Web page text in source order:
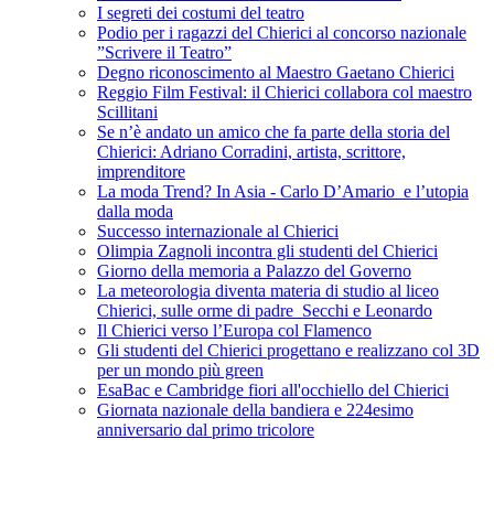
I segreti dei costumi del teatro
Podio per i ragazzi del Chierici al concorso nazionale
”Scrivere il Teatro”
Degno riconoscimento al Maestro Gaetano Chierici
Reggio Film Festival: il Chierici collabora col maestro
Scillitani
Se n’è andato un amico che fa parte della storia del
Chierici: Adriano Corradini, artista, scrittore,
imprenditore
La moda Trend? In Asia - Carlo D’Amario e l’utopia
dalla moda
Successo internazionale al Chierici
Olimpia Zagnoli incontra gli studenti del Chierici
Giorno della memoria a Palazzo del Governo
La meteorologia diventa materia di studio al liceo
Chierici, sulle orme di padre Secchi e Leonardo
Il Chierici verso l’Europa col Flamenco
Gli studenti del Chierici progettano e realizzano col 3D
per un mondo più green
EsaBac e Cambridge fiori all'occhiello del Chierici
Giornata nazionale della bandiera e 224esimo
anniversario dal primo tricolore